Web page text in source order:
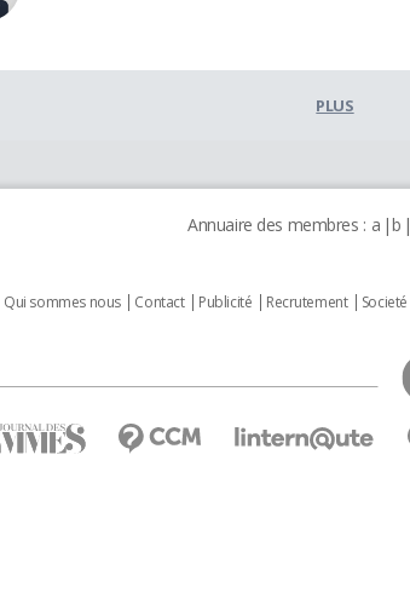
PLUS
Annuaire des membres : a b
Qui sommes nous Contact Publicité Recrutement Societé